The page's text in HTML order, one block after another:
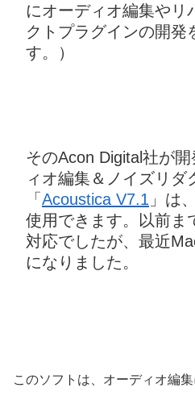
にオーディオ編集やリ
クトプラグインの開発
す。）
そのAcon Digital社が
ィオ編集＆ノイズリダ
「 Acoustica V7.1 」は
使用できます。以前ま
対応でしたが、最近
になりました。
このソフトは、オーディオ編